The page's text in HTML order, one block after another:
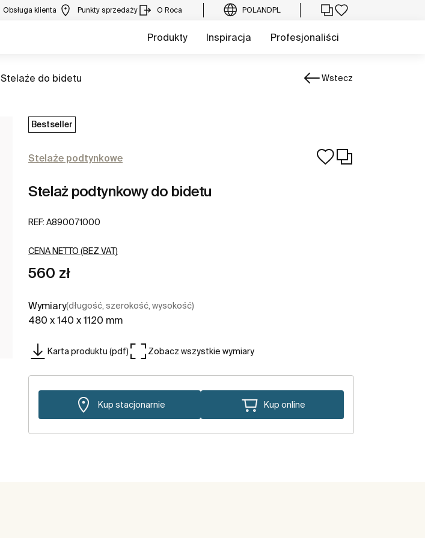
Obsługa klienta Punkty sprzedaży O Roca POLANDPL
Produkty Inspiracja Profesjonaliści
Zobacz
Stelaże do bidetu Wstecz
Bestseller
Stelaże podtynkowe
Stelaż podtynkowy do bidetu
REF: A890071000
CENA NETTO (BEZ VAT)
560 zł
Wymiary(długość, szerokość, wysokość)
480 x 140 x 1120 mm
Karta produktu (pdf) Zobacz wszystkie wymiary
Kup stacjonarnie Kup online